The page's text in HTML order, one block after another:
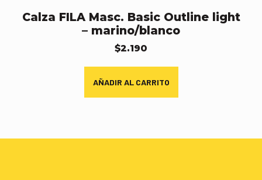
Calza FILA Masc. Basic Outline light
– marino/blanco
$2.190
AÑADIR AL CARRITO